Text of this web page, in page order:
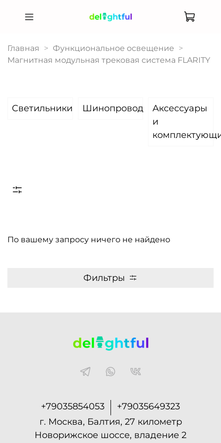
Главная
Функциональное освещение
Магнитная модульная трековая система FLARITY
Светильники Шинопровод
Аксессуары
и
По вашему запросу ничего не найдено
Фильтры
+79035854053
+79035649323
г. Москва, Балтия, 27 километр
Новорижское шоссе, владение 2